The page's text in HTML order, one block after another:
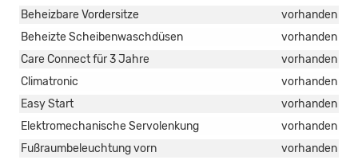
Beheizbare Vordersitze
vorhanden
Beheizte Scheibenwaschdüsen
vorhanden
Care Connect für 3 Jahre
vorhanden
Climatronic
vorhanden
Easy Start
vorhanden
Elektromechanische Servolenkung
vorhanden
Fußraumbeleuchtung vorn
vorhanden